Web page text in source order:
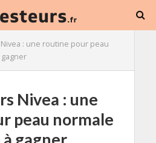
Nivea : une routine pour peau
Nivea : une
peau normale